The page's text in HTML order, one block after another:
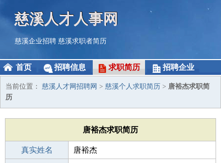
慈溪人才人事网
慈溪企业招聘 慈溪求职者简历
首页 招聘信息 求职简历 招聘企业
当前位置： 慈溪人才网招聘网 > 慈溪个人求职简历 > 唐裕杰求职简
历
唐裕杰求职简历
真实姓名 唐裕杰